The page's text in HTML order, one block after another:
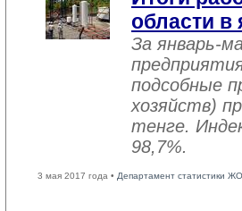
области в
За январь-
подсобные
хозяйств)
тенге.
98,7%.
3 мая 2017 года • Департамент статистики ЖО